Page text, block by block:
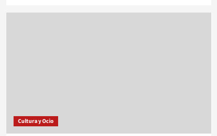
Cultura y Ocio